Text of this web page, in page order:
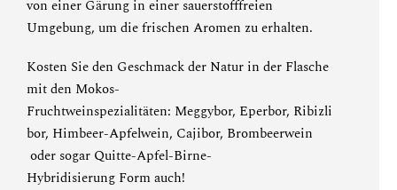
von einer Gärung in einer sauerstofffreien
Umgebung, um die frischen Aromen zu erhalten.
Kosten Sie den Geschmack der Natur in der Flasche
mit den Mokos-
Fruchtweinspezialitäten: Meggybor, Eperbor, Ribizli
bor, Himbeer-Apfelwein, Cajibor, Brombeerwein
oder sogar Quitte-Apfel-Birne-
Hybridisierung Form auch!